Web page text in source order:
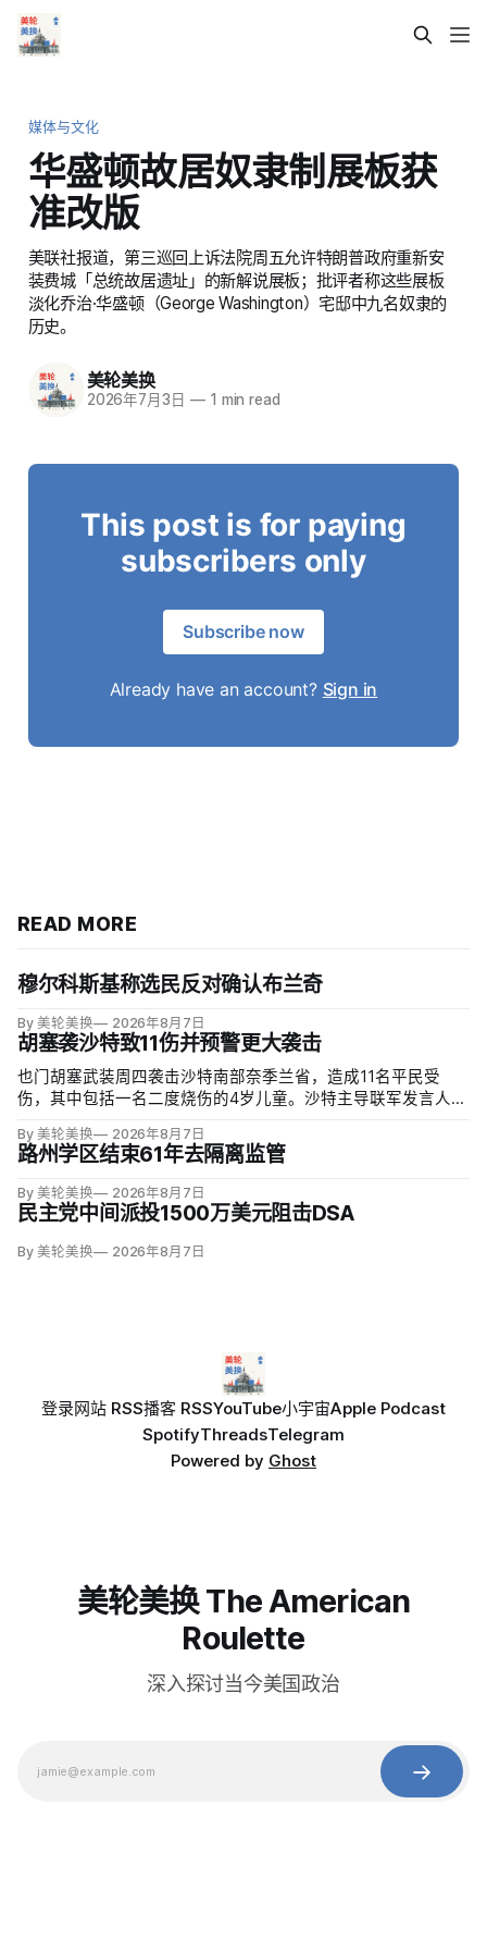
媒体与文化
华盛顿故居奴隶制展板获
准改版
美联社报道，第三巡回上诉法院周五允许特朗普政府重新安
装费城「总统故居遗址」的新解说展板；批评者称这些展板
淡化乔治·华盛顿（George Washington）宅邸中九名奴隶的
历史。
美轮美换
2026年7月3日 —1 min read
This post is for paying
subscribers only
Subscribe now
Already have an account? Sign in
READ MORE
穆尔科斯基称选民反对确认布兰奇
By 美轮美换 2026年8月7日
胡塞袭沙特致11伤并预警更大袭击
也门胡塞武装周四袭击沙特南部奈季兰省，造成11名平民受
伤，其中包括一名二度烧伤的4岁儿童。沙特主导联军发言人图
区；
By 美轮美换 2026年8月7日
路州学区结束61年去隔离监管
By 美轮美换 2026年8月7日
民主党中间派投1500万美元阻击DSA
By 美轮美换 2026年8月7日
登录网站 RSS播客 RSSYouTube小宇宙Apple Podcast
SpotifyThreadsTelegram
Powered by Ghost
美轮美换 The American
Roulette
深入探讨当今美国政治